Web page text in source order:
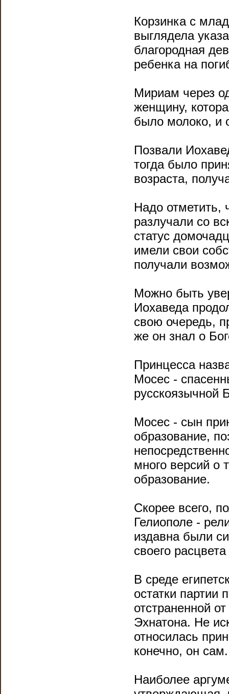
Корзинка с
выглядела
благородная
ребенка на
Мириам через
женщину,
было молоко, и
Позвали
тогда было
возраста,
Надо отметить,
разлучали со
статус
имели свои
получали
Можно быть
Иохаведа
свою очередь,
же он знал о
Принцесса
Мосес -
русскоязычной
Мосес - сын
образование,
много версий о
образование.
Скорее всего,
Гелиополе -
издавна были
своего
В среде
остатки партии
отстраненной
Эхнатона. Не
относилась
конечно, он сам.
Наиболее